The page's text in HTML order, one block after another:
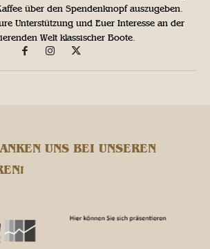
über den Spendenknopf auszugeben.
Unterstützung und Euer Interesse an der
Welt klassischer Boote.
UNS BEI UNSEREN